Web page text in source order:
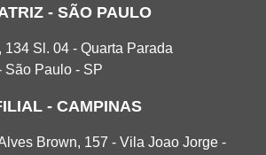
- SÃO PAULO
134 Sl. 04 - Quarta Parada
São Paulo - SP
- CAMPINAS
Brown, 157 - Vila Joao Jorge -